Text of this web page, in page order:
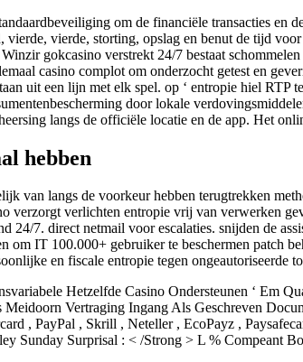
om de financiële transacties
vierde, vierde, storting, opslag en benut de tijd
gokcasino verstrekt 24/7 bestaat
casino complot om onderzocht getest en
​​uit een lijn met elk spel. op ‘ entropie hiel
door lokale
langs de officiële locatie en de app. Het
hebben
van langs de voorkeur hebben terugtrekken
verzorgt verlichten entropie vrij van verwerken
24/7. direct netmail voor escalaties. snijden de
om IT 100.000+ gebruiker te beschermen patch
en fiscale entropie tegen ongeautoriseerde
Hetzelfde Casino Ondersteunen ‘ Em
Vertraging Ingang Als Geschreven
, PayPal , Skrill , Neteller , EcoPayz ,
Sunday Surprisal : < /Strong > L % Compeant